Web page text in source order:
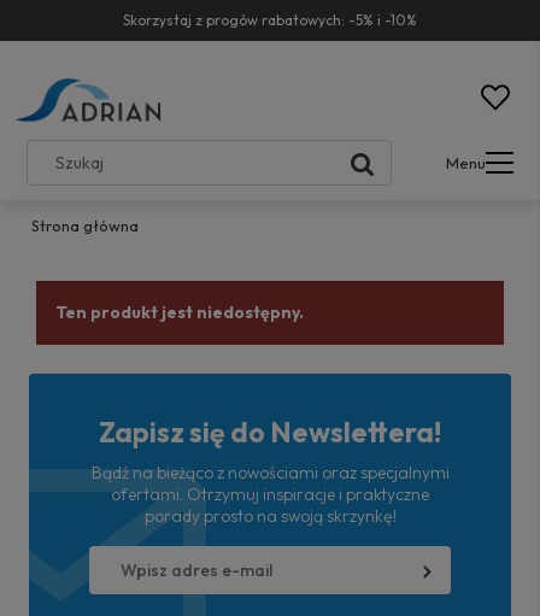
Skorzystaj z progów rabatowych: -5% i -10%
Menu
Strona główna
Ten produkt jest niedostępny.
Zapisz się do Newslettera!
Bądź na bieżąco z nowościami oraz specjalnymi
ofertami. Otrzymuj inspiracje i praktyczne
porady prosto na swoją skrzynkę!